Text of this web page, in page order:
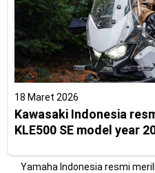
18 Maret 2026
Kawasaki Indonesia
KLE500 SE model year
Yamaha Indonesia resmi